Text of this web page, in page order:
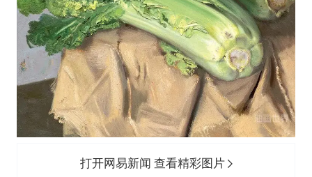
打开网易新闻 查看精彩图片